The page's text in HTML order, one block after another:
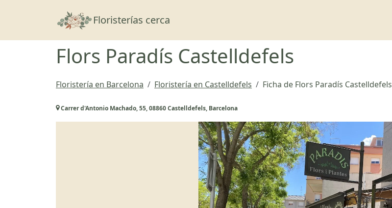
Floristerías cerca
Flors Paradís Castelldefels
Floristería en Barcelona Floristería en Castelldefels Ficha de Flors Paradís Castelldefels
Carrer d'Antonio Machado, 55, 08860 Castelldefels, Barcelona